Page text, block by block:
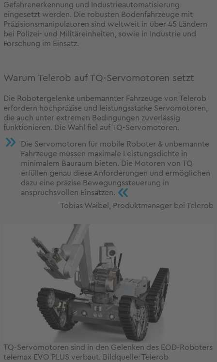
Gefahrenerkennung und Industrieautomatisierung
eingesetzt werden. Die robusten Bodenfahrzeuge mit
Präzisionsmanipulatoren sind weltweit in über 45 Ländern
bei Polizei- und Militäreinheiten, sowie in Industrie und
Forschung im Einsatz.
Warum Telerob auf TQ-Servomotoren setzt
Die Robotergelenke unbemannter Fahrzeuge von Telerob
erfordern hochpräzise und leistungsstarke Servomotoren,
die auch unter extremen Bedingungen zuverlässig
funktionieren. Die Wahl fiel auf TQ-Servomotoren.
Die Servomotoren für mobile Roboter & unbemannte
Fahrzeuge müssen maximale Leistungsdichte in
minimalem Bauraum bieten. Die Motoren von TQ
erfüllen genau diese Anforderungen und ermöglichen
dazu eine präzise Bewegungssteuerung in
anspruchsvollen Einsätzen. «
Tobias Waibel, Produktmanager bei Telerob
TQ-Servomotoren sind in den Gelenken des EOD-Roboters
telemax EVO PLUS verbaut. Bildquelle: Telerob